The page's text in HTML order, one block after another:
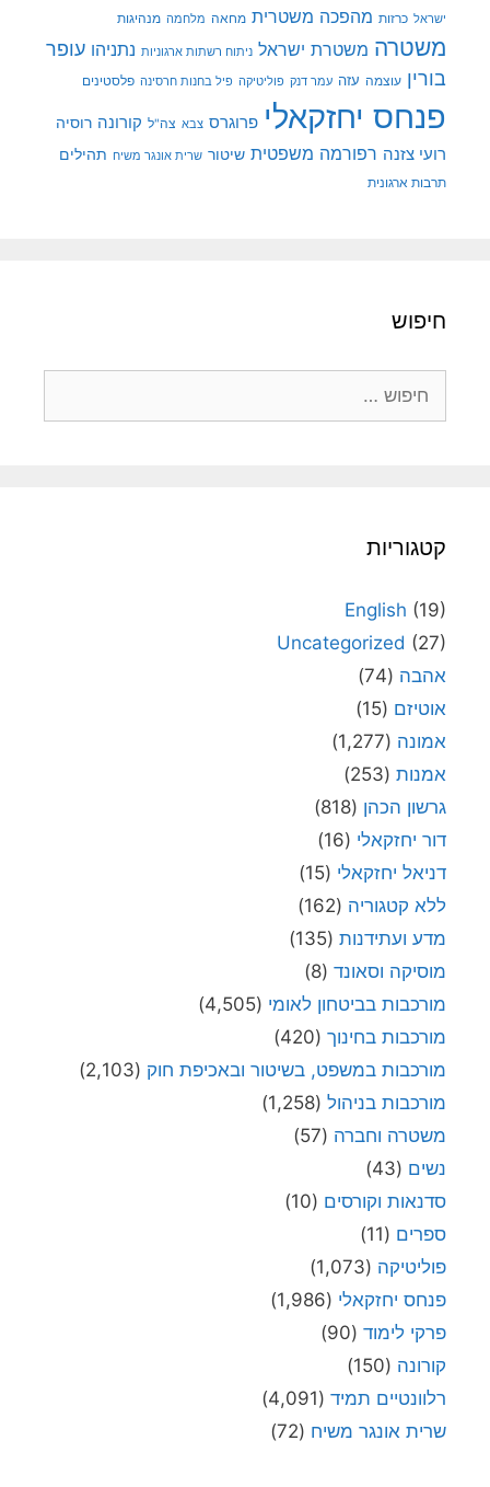
ישראל כרזות מהפכה משטרית מחאה מלחמה מנהיגות
משטרה משטרת ישראל ניתוח רשתות ארגוניות נתניהו עופר
בורין עוצמה עזה עמר דנק פוליטיקה פיל בחנות חרסינה פלסטינים
פנחס יחזקאלי פרוגרס צבא צה"ל קורונה רוסיה
רועי צזנה רפורמה משפטית שיטור שרית אונגר משיח תהילים
תרבות ארגונית
חיפוש
קטגוריות
English (19)
Uncategorized (27)
אהבה (74)
אוטיזם (15)
אמונה (1,277)
אמנות (253)
גרשון הכהן (818)
דור יחזקאלי (16)
דניאל יחזקאלי (15)
ללא קטגוריה (162)
מדע ועתידנות (135)
מוסיקה וסאונד (8)
מורכבות בביטחון לאומי (4,505)
מורכבות בחינוך (420)
מורכבות במשפט, בשיטור ובאכיפת חוק (2,103)
מורכבות בניהול (1,258)
משטרה וחברה (57)
נשים (43)
סדנאות וקורסים (10)
ספרים (11)
פוליטיקה (1,073)
פנחס יחזקאלי (1,986)
פרקי לימוד (90)
קורונה (150)
רלוונטיים תמיד (4,091)
שרית אונגר משיח (72)